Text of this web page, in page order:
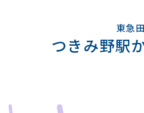
東急
つきみ野駅